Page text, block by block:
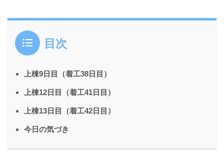
目次
上棟9日目（着工38日目）
上棟12日目（着工41日目）
上棟13日目（着工42日目）
今日の気づき